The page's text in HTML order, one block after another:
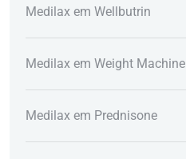
Medilax em Wellbutrin
Medilax em Weight Machine
Medilax em Prednisone